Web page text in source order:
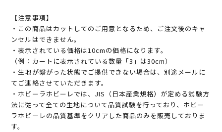
【注意事項】
・この商品はカットしてのご用意となるため、ご注文後のキャ
ンセルはできません。
・表示されている価格は10cmの価格になります。
（例：カートに表示されている数量「3」は30cm）
・生地が繋がった状態でご提供できない場合は、別途メールに
てご連絡させていただきます。
・ホビーラホビーレでは、JIS（日本産業規格）が定める試験方
法に従って全ての生地について品質試験を行っており、ホビー
ラホビーレの品質基準をクリアした商品のみを販売しておりま
す。